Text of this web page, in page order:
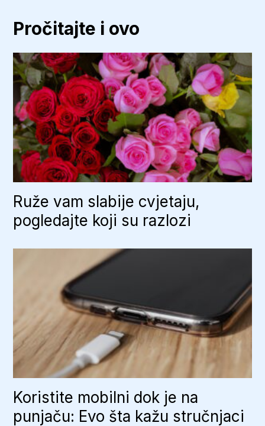
Pročitajte i ovo
Ruže vam slabije cvjetaju,
pogledajte koji su razlozi
Koristite mobilni dok je na
punjaču: Evo šta kažu stručnjaci